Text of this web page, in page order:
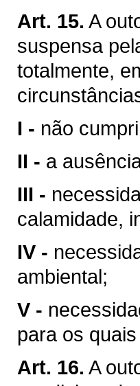
Art. 15. A
suspensa
totalmente,
I - não
II - a
III -
calamidade,
IV -
ambiental;
V -
para os
Art. 16. A